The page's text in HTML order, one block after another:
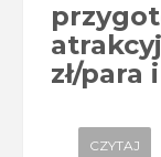
zł/
CZYTAJ